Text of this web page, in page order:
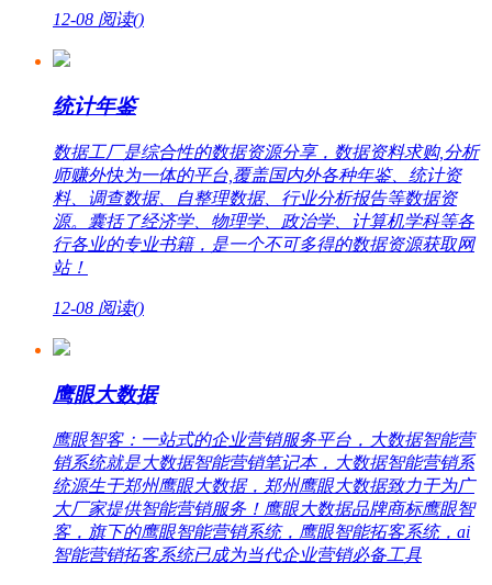
12-08 阅读()
统计年鉴
数据工厂是综合性的数据资源分享，数据资料求购,分析
师赚外快为一体的平台,覆盖国内外各种年鉴、统计资
料、调查数据、自整理数据、行业分析报告等数据资
源。囊括了经济学、物理学、政治学、计算机学科等各
行各业的专业书籍，是一个不可多得的数据资源获取网
站！
12-08 阅读()
鹰眼大数据
鹰眼智客：一站式的企业营销服务平台，大数据智能营
销系统就是大数据智能营销笔记本，大数据智能营销系
统源生于郑州鹰眼大数据，郑州鹰眼大数据致力于为广
大厂家提供智能营销服务！鹰眼大数据品牌商标鹰眼智
客，旗下的鹰眼智能营销系统，鹰眼智能拓客系统，ai
智能营销拓客系统已成为当代企业营销必备工具